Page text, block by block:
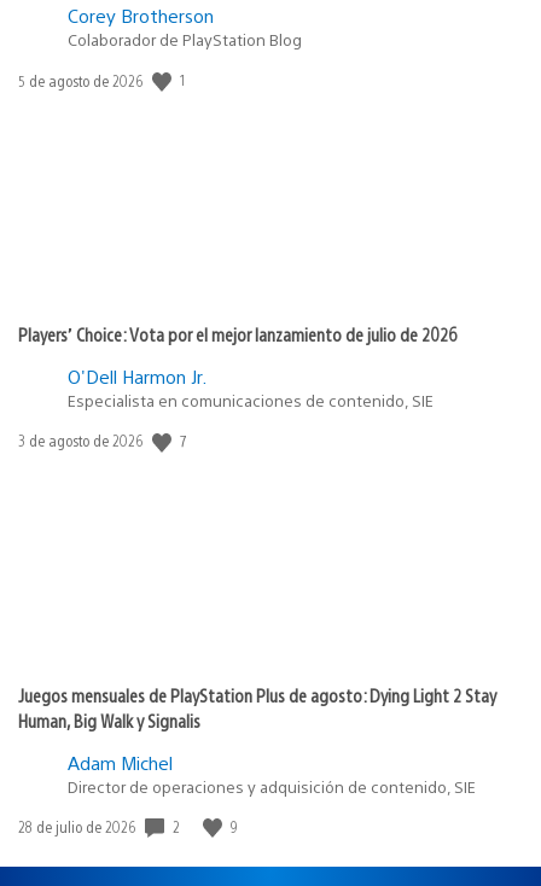
Corey Brotherson
Colaborador de PlayStation Blog
Fecha
5 de agosto de 2026 1
Players’ Choice: Vota por el mejor lanzamiento de julio de 2026
O'Dell Harmon Jr.
Especialista en comunicaciones de contenido, SIE
Fecha
3 de agosto de 2026 7
Juegos mensuales de PlayStation Plus de agosto: Dying Light 2 Stay
Human, Big Walk y Signalis
Adam Michel
Director de operaciones y adquisición de contenido, SIE
Fecha
publicación:
28 de julio de 2026 2 9